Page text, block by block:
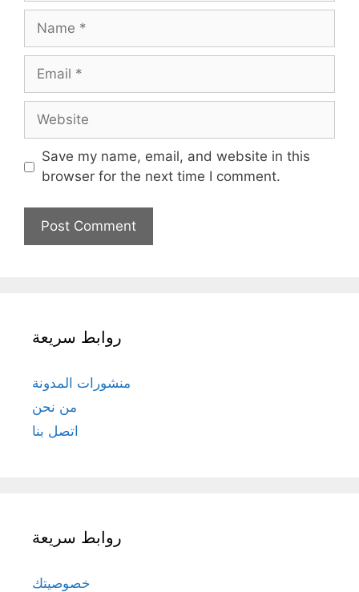
Name
Email
Website
Save my name, email, and website in this
browser for the next time I comment.
روابط سريعة
منشورات المدونة
من نحن
اتصل بنا
روابط سريعة
خصوصيتك